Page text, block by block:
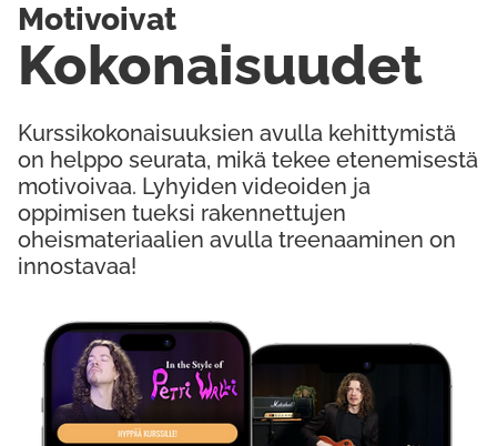
Kurssikokonaisuuksien avulla kehittymistä
on helppo seurata, mikä tekee etenemisestä
motivoivaa. Lyhyiden videoiden ja
oppimisen tueksi rakennettujen
oheismateriaalien avulla treenaaminen on
innostavaa!
Kokonaisuudet
Motivoivat